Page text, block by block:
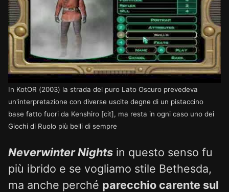
In KotOR (2003) la strada del puro Lato Oscuro prevedeva
un'interpretazione con diverse uscite degne di un pistaccino
base fatto fuori da Kenshiro [cit], ma resta in ogni caso uno dei
Giochi di Ruolo più belli di sempre
Neverwinter Nights in questo senso fu
più ibrido e se vogliamo stile Bethesda,
ma anche perché parecchio carente sul